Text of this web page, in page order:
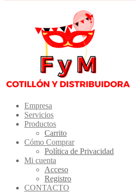
Empresa
Servicios
Productos
Carrito
Cómo Comprar
Política de Privacidad
Mi cuenta
Acceso
Registro
CONTACTO